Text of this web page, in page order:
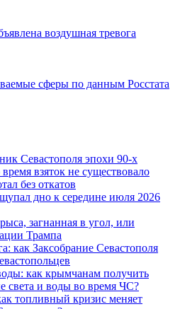
воздушная тревога
сферы по данным Росстата
Севастополя эпохи 90-х
взяток не существовало
без откатов
дно к середине июля 2026
загнанная в угол, или
Трампа
как Заксобрание Севастополя
как крымчанам получить
света и воды во время ЧС?
топливный кризис меняет